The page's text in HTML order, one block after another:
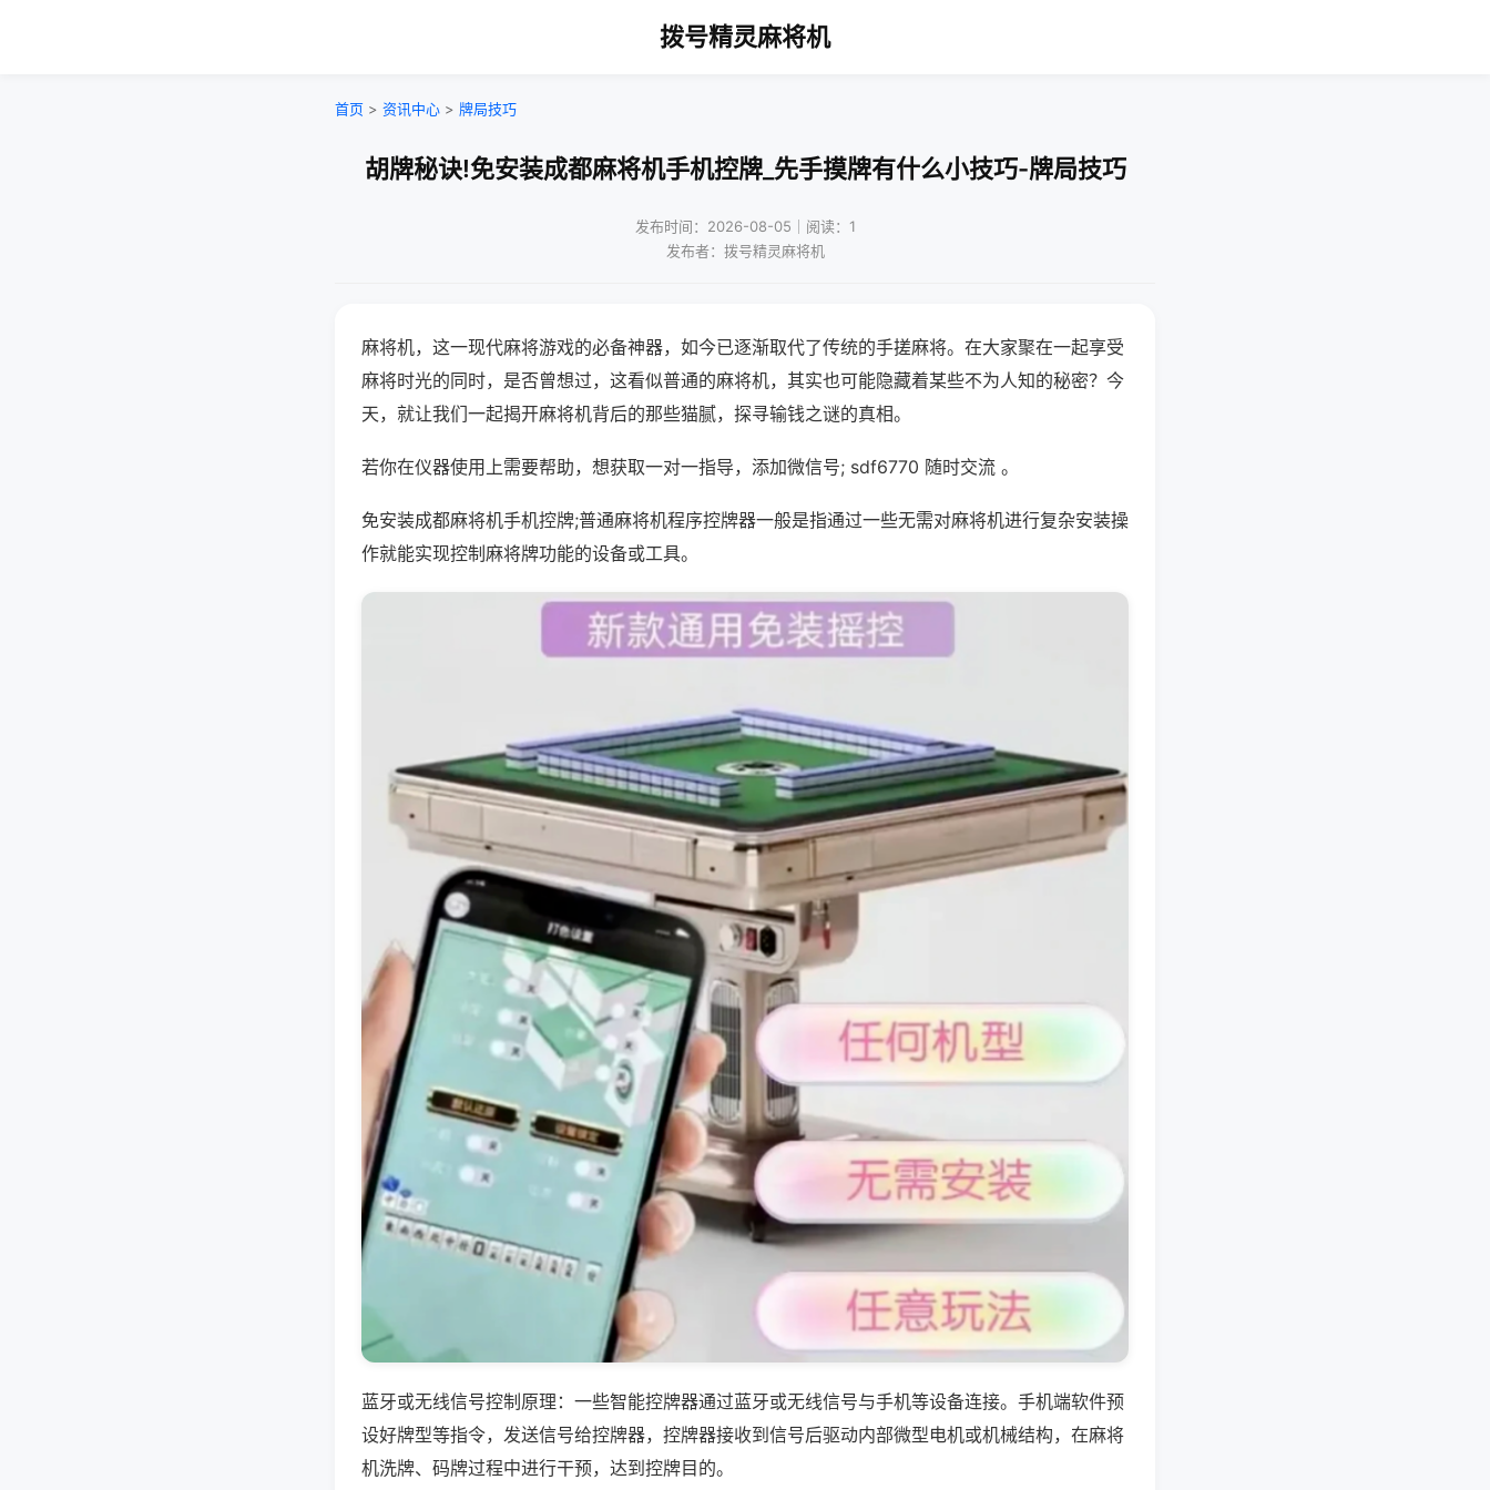
拨号精灵麻将机
首页 > 资讯中心 > 牌局技巧
胡牌秘诀!免安装成都麻将机手机控牌_先手摸牌有什么小技巧-牌局技巧
发布时间：2026-08-05｜阅读：1
发布者：拨号精灵麻将机
麻将机，这一现代麻将游戏的必备神器，如今已逐渐取代了传统的手搓麻将。在大家聚在一起享受
麻将时光的同时，是否曾想过，这看似普通的麻将机，其实也可能隐藏着某些不为人知的秘密？今
天，就让我们一起揭开麻将机背后的那些猫腻，探寻输钱之谜的真相。
若你在仪器使用上需要帮助，想获取一对一指导，添加微信号; sdf6770 随时交流 。
免安装成都麻将机手机控牌;普通麻将机程序控牌器一般是指通过一些无需对麻将机进行复杂安装操
作就能实现控制麻将牌功能的设备或工具。
蓝牙或无线信号控制原理：一些智能控牌器通过蓝牙或无线信号与手机等设备连接。手机端软件预
设好牌型等指令，发送信号给控牌器，控牌器接收到信号后驱动内部微型电机或机械结构，在麻将
机洗牌、码牌过程中进行干预，达到控牌目的。